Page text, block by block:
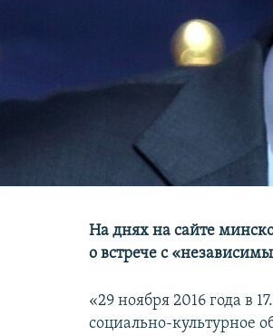
На днях на сайте
о встрече с
«29 ноября 2016 года в
социально-культурное